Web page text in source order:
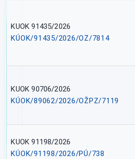
KUOK 91435/2026
KÚOK/91435/2026/OZ/7814
KUOK 90706/2026
KÚOK/89062/2026/OŽPZ/7119
KUOK 91198/2026
KÚOK/91198/2026/PÚ/738